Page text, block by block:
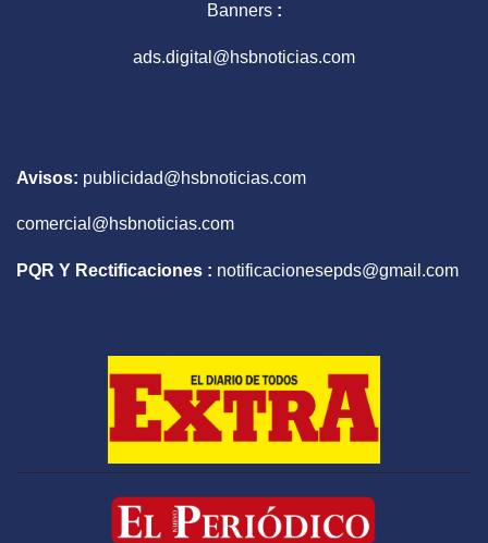
Banners :
ads.digital@hsbnoticias.com
Avisos: publicidad@hsbnoticias.com
comercial@hsbnoticias.com
PQR Y Rectificaciones : notificacionesepds@gmail.com